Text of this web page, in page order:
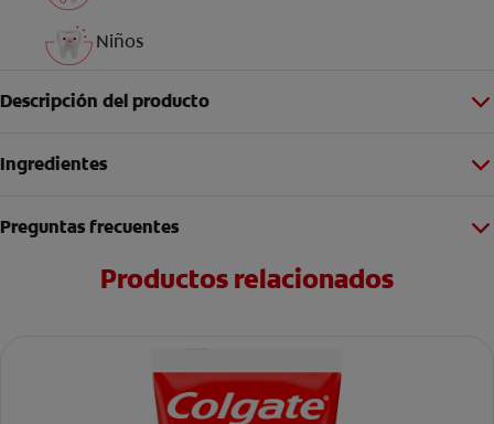
Niños
Descripción del producto
Ingredientes
Preguntas frecuentes
Productos relacionados